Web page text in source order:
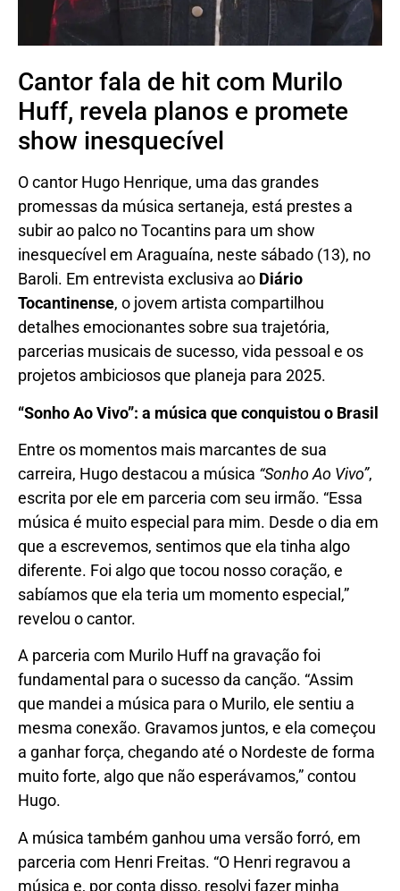
Cantor fala de hit com Murilo
Huff, revela planos e promete
show inesquecível
O cantor Hugo Henrique, uma das grandes
promessas da música sertaneja, está prestes a
subir ao palco no Tocantins para um show
inesquecível em Araguaína, neste sábado (13), no
Baroli. Em entrevista exclusiva ao Diário
Tocantinense, o jovem artista compartilhou
detalhes emocionantes sobre sua trajetória,
parcerias musicais de sucesso, vida pessoal e os
projetos ambiciosos que planeja para 2025.
“Sonho Ao Vivo”: a música que conquistou o Brasil
Entre os momentos mais marcantes de sua
carreira, Hugo destacou a música “Sonho Ao Vivo”,
escrita por ele em parceria com seu irmão. “Essa
música é muito especial para mim. Desde o dia em
que a escrevemos, sentimos que ela tinha algo
diferente. Foi algo que tocou nosso coração, e
sabíamos que ela teria um momento especial,”
revelou o cantor.
A parceria com Murilo Huff na gravação foi
fundamental para o sucesso da canção. “Assim
que mandei a música para o Murilo, ele sentiu a
mesma conexão. Gravamos juntos, e ela começou
a ganhar força, chegando até o Nordeste de forma
muito forte, algo que não esperávamos,” contou
Hugo.
A música também ganhou uma versão forró, em
parceria com Henri Freitas. “O Henri regravou a
música e, por conta disso, resolvi fazer minha